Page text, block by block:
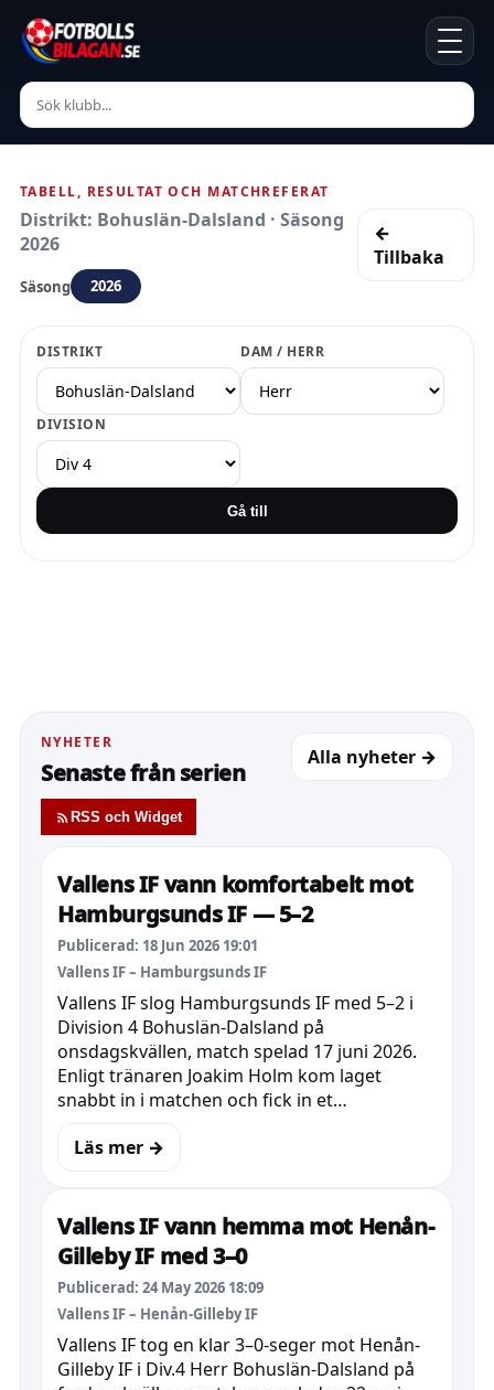
TABELL, RESULTAT OCH MATCHREFERAT
Distrikt: Bohuslän-Dalsland · Säsong
2026
Säsong 2026
←
Tillbaka
DISTRIKT DAM / HERR
DIVISION
Gå till
NYHETER
Senaste från serien
RSS och Widget
Alla nyheter →
Vallens IF vann komfortabelt mot
Hamburgsunds IF — 5–2
Publicerad: 18 Jun 2026 19:01
Vallens IF – Hamburgsunds IF
Vallens IF slog Hamburgsunds IF med 5–2 i
Division 4 Bohuslän-Dalsland på
onsdagskvällen, match spelad 17 juni 2026.
Enligt tränaren Joakim Holm kom laget
snabbt in i matchen och fick in et…
Läs mer →
Vallens IF vann hemma mot Henån-
Gilleby IF med 3–0
Publicerad: 24 May 2026 18:09
Vallens IF – Henån-Gilleby IF
Vallens IF tog en klar 3–0-seger mot Henån-
Gilleby IF i Div.4 Herr Bohuslän-Dalsland på